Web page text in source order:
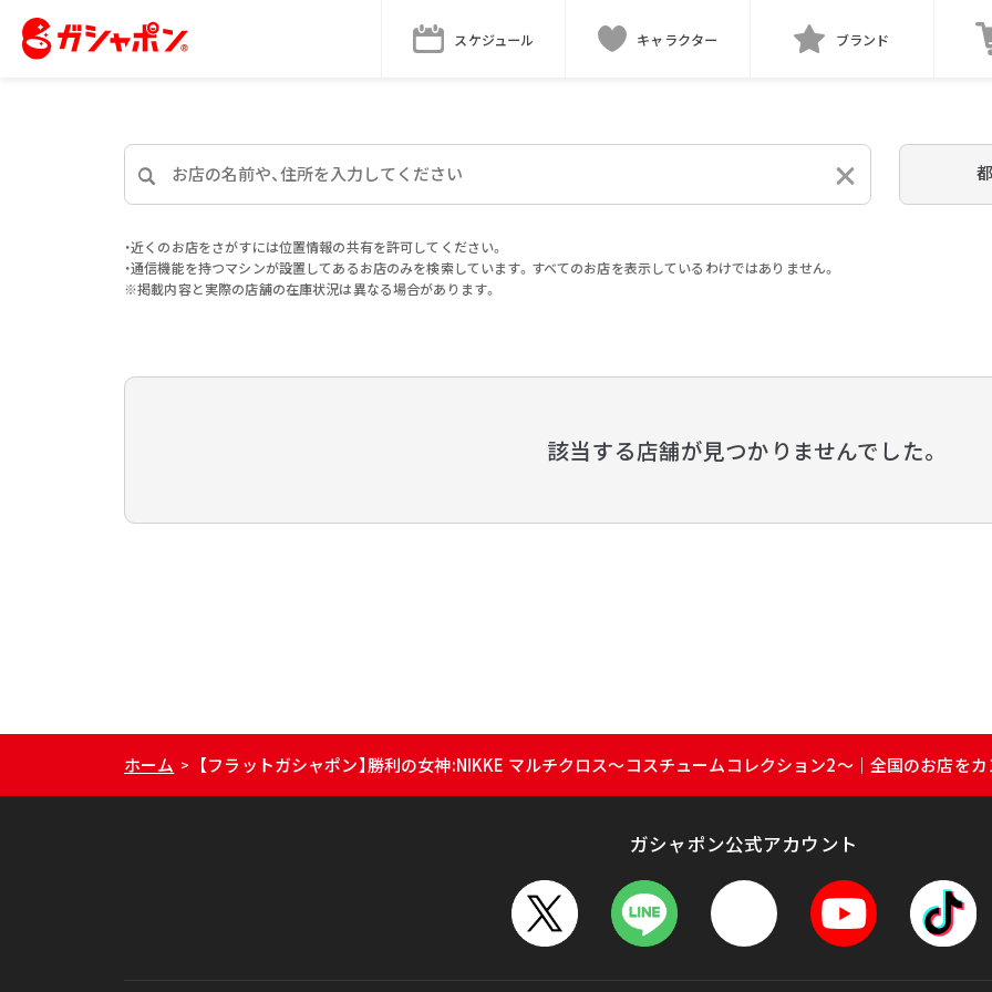
スケジュール キャラクター ブランド
・近くのお店をさがすには位置情報の共有を許可してください。
・通信機能を持つマシンが設置してあるお店のみを検索しています。すべてのお店を表示しているわけではありません。
※掲載内容と実際の店舗の在庫状況は異なる場合があります。
該当する店舗が見つかりませんでした。
ホーム > 【フラットガシャポン】勝利の女神:NIKKE マルチクロス～コスチュームコレクション2～｜全国のお店を
ガシャポン公式アカウント